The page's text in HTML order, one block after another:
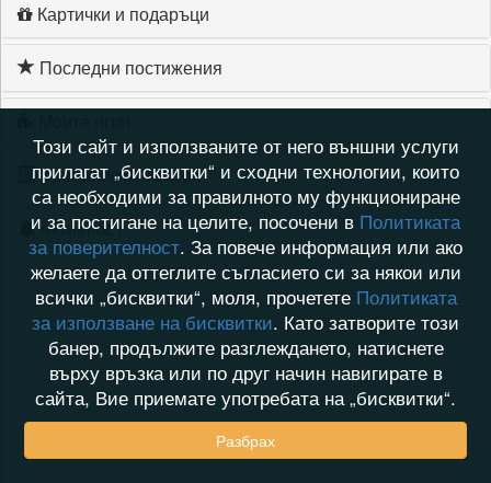
Картички и подаръци
Последни постижения
Хронология на игри
Активност
Този сайт и използваните от него външни услуги
прилагат „бисквитки“ и сходни технологии, които
са необходими за правилното му функциониране
и за постигане на целите, посочени в Политиката
за поверителност. За повече информация или ако
желаете да оттеглите съгласието си за някои или
всички „бисквитки“, моля, прочетете Политиката
за използване на бисквитки. Като затворите този
банер, продължите разглеждането, натиснете
върху връзка или по друг начин навигирате в
сайта, Вие приемате употребата на „бисквитки“.
Разбрах